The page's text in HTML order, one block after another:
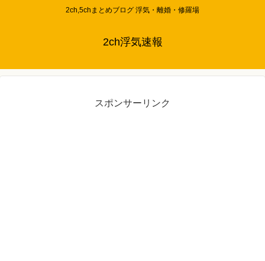
2ch,5chまとめブログ 浮気・離婚・修羅場
2ch浮気速報
スポンサーリンク